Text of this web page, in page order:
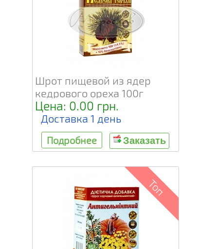
Шрот пищевой из ядер
кедрового ореха 100г
Цена: 0.00 грн.
Доставка 1 день
Подробнее Заказать
Топ